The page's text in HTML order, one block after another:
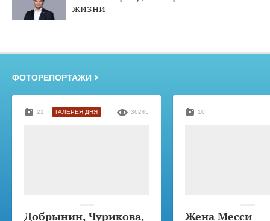
жизни
ФОТОРЕПОРТАЖИ
Добрынин, Чурикова,
21 ГАЛЕРЕЯ ДНЯ 36245
Жена Месси
10